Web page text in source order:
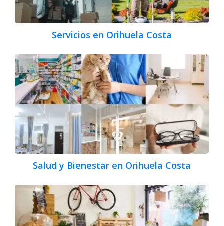
Servicios en Orihuela Costa
Salud y Bienestar en Orihuela Costa